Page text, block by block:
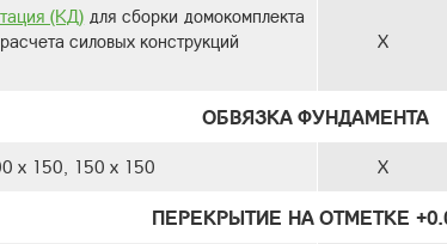
(КД) для сборки домокомплекта
силовых конструкций
X
ОБВЯЗКА ФУНДАМЕНТА
х 150, 150 х 150 X
ПЕРЕКРЫТИЕ НА ОТМЕТКЕ